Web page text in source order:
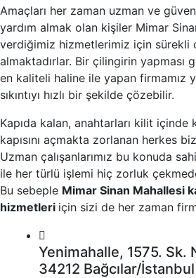
Amaçları her zaman uzman ve
yardım almak olan kişiler Mimar
verdiğimiz hizmetlerimiz için sürekli
almaktadırlar. Bir çilingirin yapması
en kaliteli haline ile yapan firmamız
sıkıntıyı hızlı bir şekilde çözebilir.
Kapıda kalan, anahtarları kilit içinde
kapısını açmakta zorlanan herkes
Uzman çalışanlarımız bu konuda
ile her türlü işlemi hiç zorluk
Bu sebeple Mimar Sinan Mahallesi
hizmetleri için sizi de her zaman
Yenimahalle, 1575. Sk.
34212 Bağcılar/İstanbul